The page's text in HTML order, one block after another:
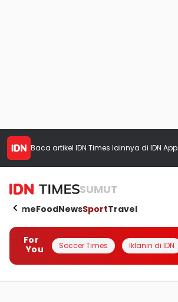
Baca artikel IDN Times lainnya di IDN App
SUMUT
HomeFoodNewsSportTravel
For
You
Soccer Times Iklanin di IDN